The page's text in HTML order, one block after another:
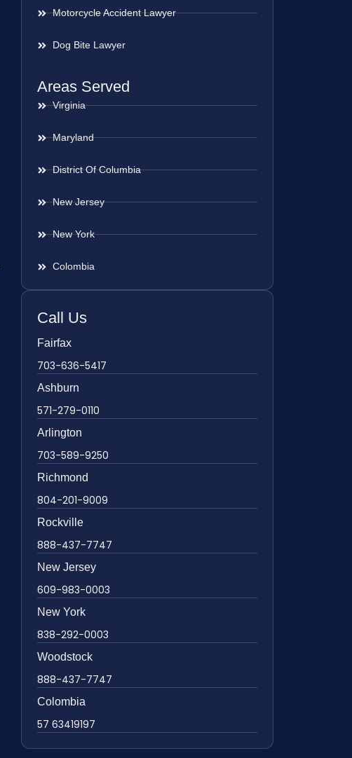
Motorcycle Accident Lawyer
Dog Bite Lawyer
Areas Served
Virginia
Maryland
District Of Columbia
New Jersey
New York
Colombia
Call Us
Fairfax
703-636-5417
Ashburn
571-279-0110
Arlington
703-589-9250
Richmond
804-201-9009
Rockville
888-437-7747
New Jersey
609-983-0003
New York
838-292-0003
Woodstock
888-437-7747
Colombia
57 63419197